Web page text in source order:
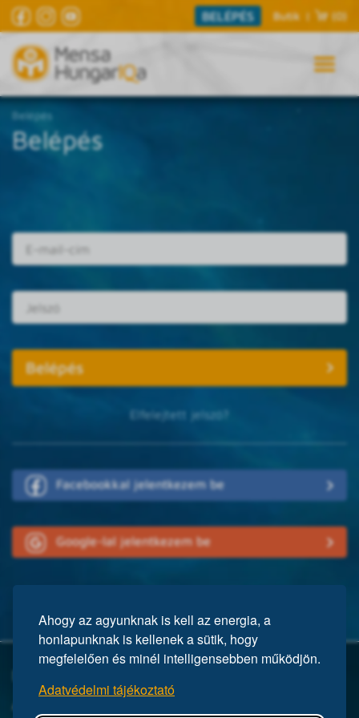
Ahogy az agyunknak is kell az energia, a
honlapunknak is kellenek a sütik, hogy
megfelelően és minél intelligensebben működjön.
Adatvédelmi tájékoztató
BELÉPÉS Butik | (0)
Belépés
Belépés
Elfelejtett jelszó?
Facebookkal jelentkezem be
Google-lal jelentkezem be
A Mensa egy nemzetközi egyesület, közel 150 ezer taggal a világ